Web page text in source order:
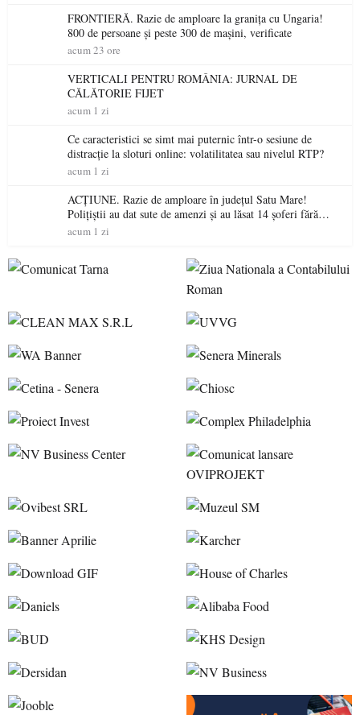
FRONTIERĂ. Razie de amploare la granița cu Ungaria!
800 de persoane și peste 300 de mașini, verificate
acum 23 ore
VERTICALI PENTRU ROMÂNIA: JURNAL DE
CĂLĂTORIE FIJET
acum 1 zi
Ce caracteristici se simt mai puternic într-o sesiune de
distracție la sloturi online: volatilitatea sau nivelul RTP?
acum 1 zi
ACȚIUNE. Razie de amploare în județul Satu Mare!
Polițiștii au dat sute de amenzi și au lăsat 14 șoferi fără
permis într-o singură zi
acum 1 zi